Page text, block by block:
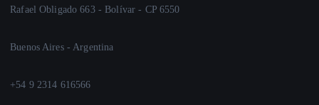
Rafael Obligado 663 - Bolívar - CP 6550
Buenos Aires - Argentina
+54 9 2314 616566